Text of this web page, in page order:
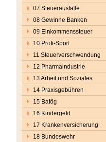
07 Steuerausfälle
08 Gewinne Banken
09 Einkommenssteuer
10 Profi-Sport
11 Steuerverschwendung
12 Pharmaindustrie
13 Arbeit und Soziales
14 Praxisgebühren
15 Bafög
16 Kindergeld
17 Krankenversicherung
18 Bundeswehr